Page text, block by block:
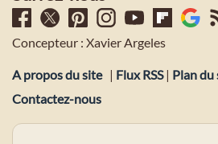
Concepteur : Xavier Argeles
A propos du site | Flux RSS| Plan du
Contactez-nous